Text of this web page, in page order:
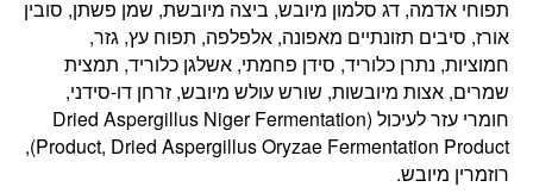
תפוחי אדמה, דג סלמון מיובש, ביצה מיובשת, שמן פשתן, סובין
אורז, סיבים תזונתיים מאפונה, אלפלפה, תפוח עץ, גזר,
חמוציות, נתרן כלוריד, סידן פחמתי, אשלגן כלוריד, תמצית
שמרים, אצות מיובשות, שורש עולש מיובש, זרחן דו-סידני,
חומרי עזר לעיכול (Dried Aspergillus Niger Fermentation
Product, Dried Aspergillus Oryzae Fermentation Product),
רוזמרין מיובש.